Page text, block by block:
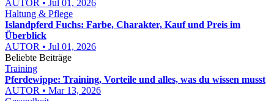
AUTOR • Jul 01, 2026
Haltung & Pflege
Islandpferd Fuchs: Farbe, Charakter, Kauf und Preis im
Überblick
AUTOR • Jul 01, 2026
Beliebte Beiträge
Training
Pferdewippe: Training, Vorteile und alles, was du wissen musst
AUTOR • Mar 13, 2026